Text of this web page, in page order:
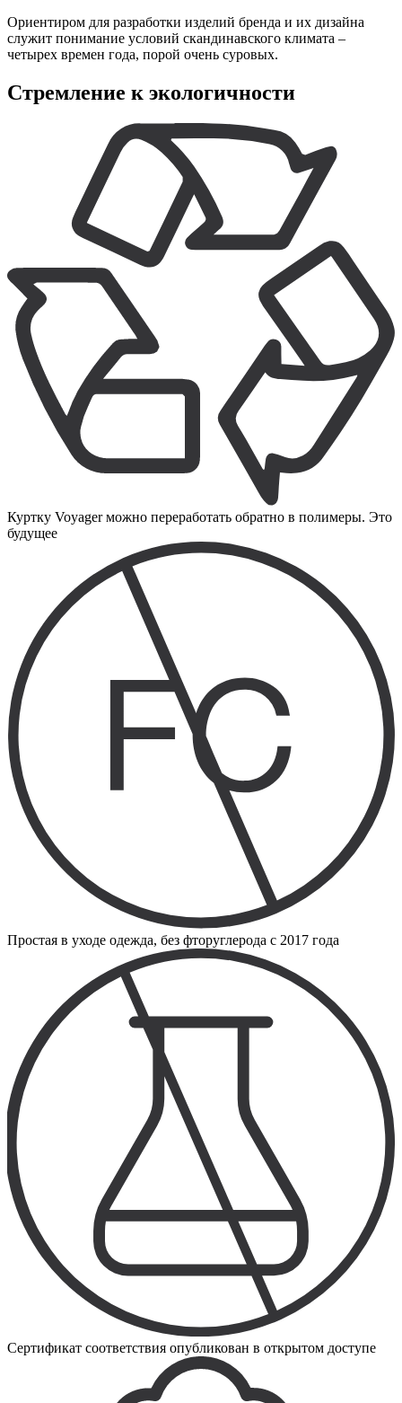
Ориентиром для разработки изделий бренда и их дизайна
служит понимание условий скандинавского климата –
четырех времен года, порой очень суровых.
Стремление к экологичности
Куртку Voyager можно переработать обратно в полимеры. Это
будущее
Простая в уходе одежда, без фторуглерода с 2017 года
Сертификат соответствия опубликован в открытом доступе